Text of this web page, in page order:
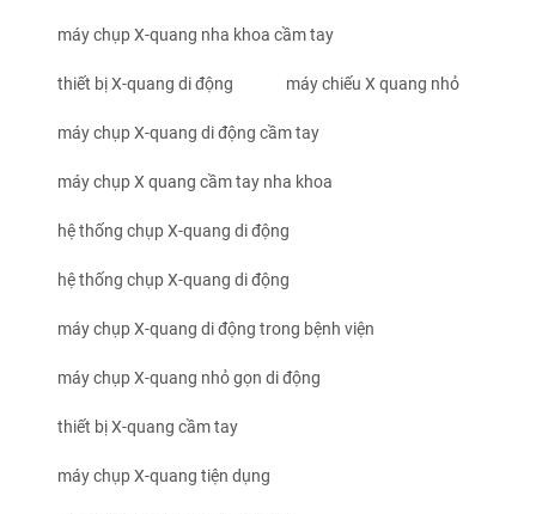
máy chụp X-quang nha khoa cầm tay
thiết bị X-quang di động máy chiếu X quang nhỏ
máy chụp X-quang di động cầm tay
máy chụp X quang cầm tay nha khoa
hệ thống chụp X-quang di động
hệ thống chụp X-quang di động
máy chụp X-quang di động trong bệnh viện
máy chụp X-quang nhỏ gọn di động
thiết bị X-quang cầm tay
máy chụp X-quang tiện dụng